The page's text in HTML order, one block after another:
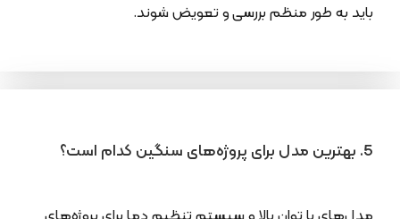
باید به طور منظم بررسی و تعویض شوند.
5. بهترین مدل برای پروژه‌های سنگین کدام است؟